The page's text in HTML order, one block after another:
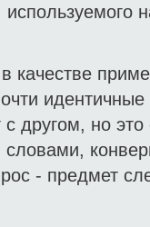
другом, но
- предмет